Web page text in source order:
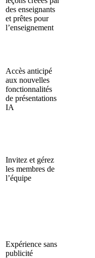
des enseignants
et prêtes pour
l’enseignement
Accès anticipé
aux nouvelles
fonctionnalités
de présentations
IA
Invitez et gérez
les membres de
l’équipe
Expérience sans
publicité